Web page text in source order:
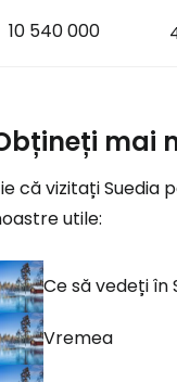
10 540 000
mai
că vizitați
utile:
Ce să vedeți în
Vremea